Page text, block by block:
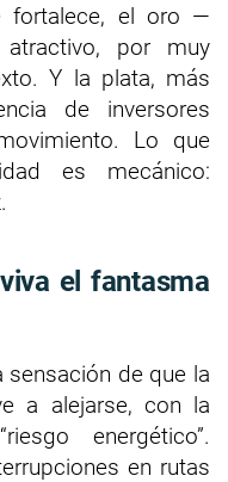
fortalece, el oro —
por muy
Y la plata, más
de inversores
Lo que
es mecánico:
el fantasma
de que la
a alejarse, con la
energético”.
en rutas